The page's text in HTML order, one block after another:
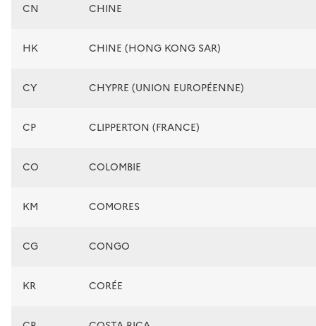
CN CHINE
HK CHINE (HONG KONG SAR)
CY CHYPRE (UNION EUROPÉENNE)
CP CLIPPERTON (FRANCE)
CO COLOMBIE
KM COMORES
CG CONGO
KR CORÉE